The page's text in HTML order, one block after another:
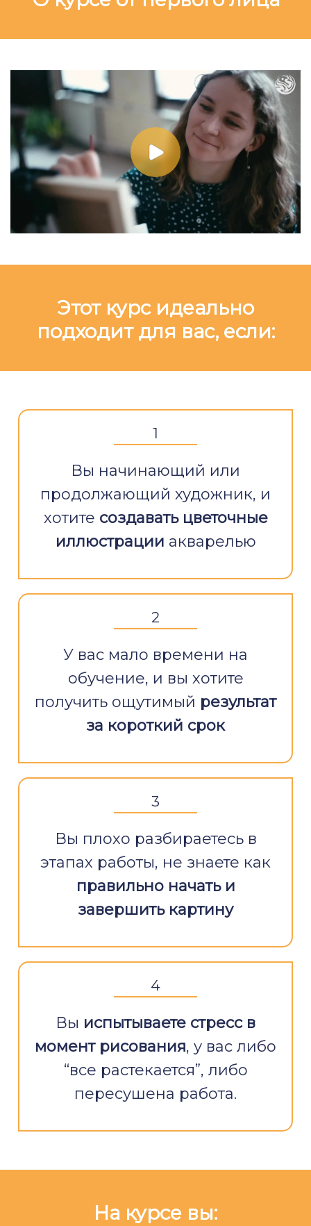
Этот курс идеально
подходит для вас, если:
1
Вы начинающий или
продолжающий художник, и
хотите создавать цветочные
иллюстрации акварелью
2
У вас мало времени на
обучение, и вы хотите
получить ощутимый результат
за короткий срок
3
Вы плохо разбираетесь в
этапах работы, не знаете как
правильно начать и
завершить картину
4
Вы испытываете стресс в
момент рисования, у вас либо
“все растекается”, либо
пересушена работа.
На курсе вы: